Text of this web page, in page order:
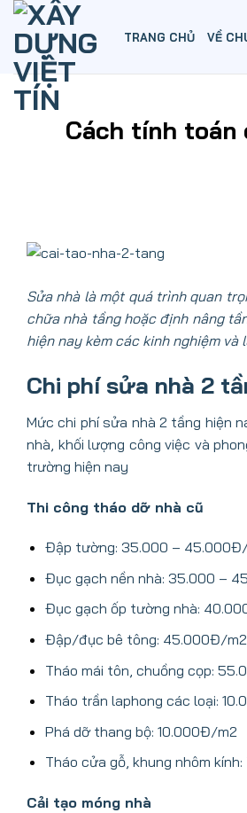
Skip
content
TRANG CHỦ VỀ
Cách tính toán
Sửa nhà là một quá trình quan
chữa nhà tầng hoặc định nâng
hiện nay kèm các kinh nghiệm
Chi phí sửa nhà 2
Mức chi phí sửa nhà 2 tầng hiện
nhà, khối lượng công việc và
trường hiện nay
Thi công tháo dỡ nhà cũ
Đập tường: 35.000 – 45.000Đ/
Đục gạch nền nhà: 35.000 –
Đục gạch ốp tường nhà:
Đập/đục bê tông: 45.000Đ/m2
Tháo mái tôn, chuồng cọp:
Tháo trần laphong các loại:
Phá dỡ thang bộ: 10.000Đ/m2
Tháo cửa gỗ, khung nhôm
Cải tạo móng nhà